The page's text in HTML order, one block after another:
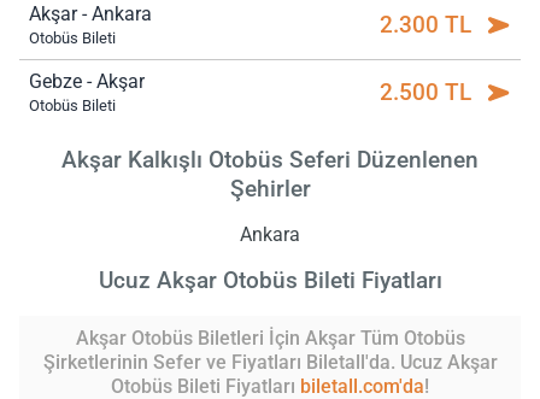
Akşar - Ankara
Otobüs Bileti 2.300 TL
Gebze - Akşar
Otobüs Bileti 2.500 TL
Akşar Kalkışlı Otobüs Seferi Düzenlenen
Şehirler
Ankara
Ucuz Akşar Otobüs Bileti Fiyatları
Akşar Otobüs Biletleri İçin Akşar Tüm Otobüs
Şirketlerinin Sefer ve Fiyatları Biletall'da. Ucuz Akşar
Otobüs Bileti Fiyatları biletall.com'da!